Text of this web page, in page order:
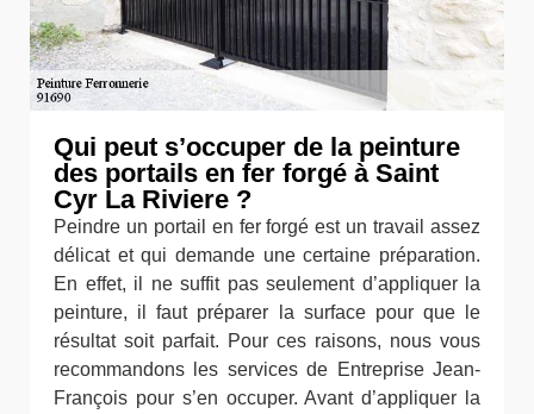
Qui peut s’occuper de la peinture
des portails en fer forgé à Saint
Cyr La Riviere ?
Peindre un portail en fer forgé est un travail assez
délicat et qui demande une certaine préparation.
En effet, il ne suffit pas seulement d’appliquer la
peinture, il faut préparer la surface pour que le
résultat soit parfait. Pour ces raisons, nous vous
recommandons les services de Entreprise Jean-
François pour s’en occuper. Avant d’appliquer la